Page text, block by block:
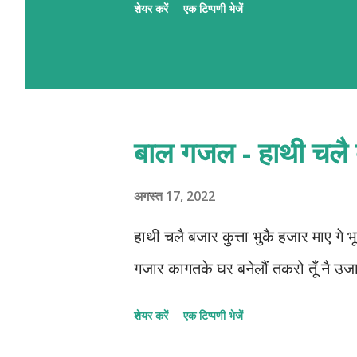
प्रशिक्षक सभद्वारा प्रभावकारी
QR लिंक एहिपर क्लीक करि 'मैथिली
शेयर करें एक टिप्पणी भेजें
बाल गजल - हाथी चलै
अगस्त 17, 2022
हाथी चलै बजार कुत्ता भुकै हजार माए
गजार कागतके घर बनेलौं तकरो तूँ नै
शेयर करें एक टिप्पणी भेजें